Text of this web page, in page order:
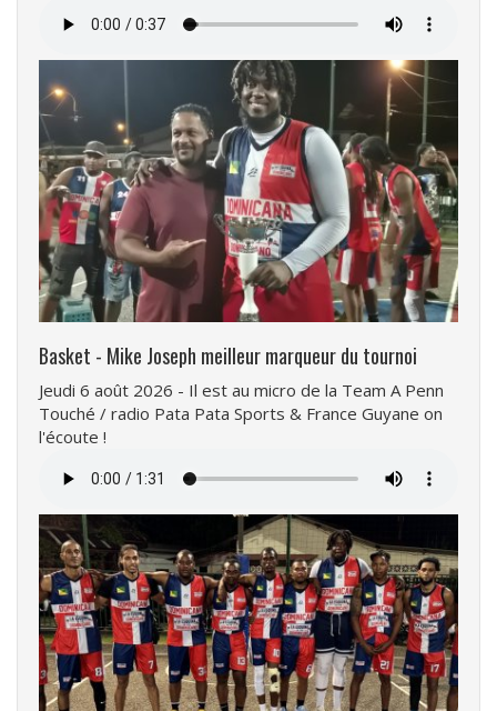
audio
Basket - Mike Joseph meilleur marqueur du tournoi
Jeudi 6 août 2026 - Il est au micro de la Team A Penn
Touché / radio Pata Pata Sports & France Guyane on
l'écoute !
audio